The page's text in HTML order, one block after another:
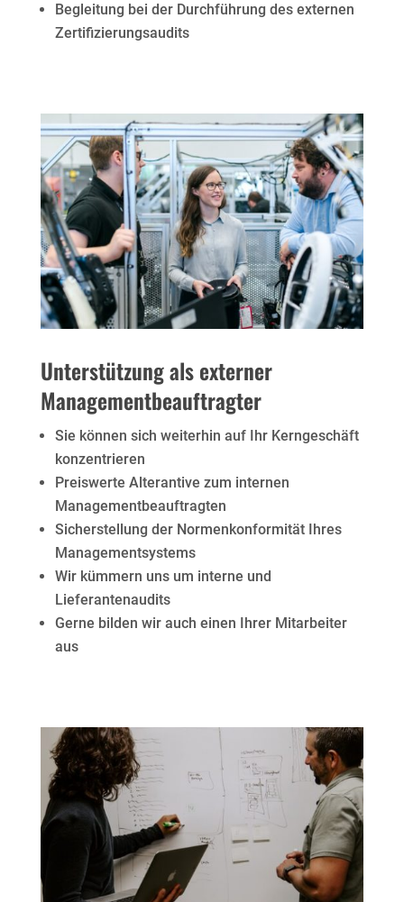
Begleitung bei der Durchführung des externen
Zertifizierungsaudits
Unterstützung als externer
Managementbeauftragter
Sie können sich weiterhin auf Ihr Kerngeschäft
konzentrieren
Preiswerte Alterantive zum internen
Managementbeauftragten
Sicherstellung der Normenkonformität Ihres
Managementsystems
Wir kümmern uns um interne und
Lieferantenaudits
Gerne bilden wir auch einen Ihrer Mitarbeiter
aus